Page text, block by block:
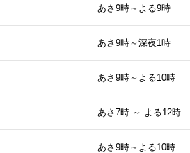
あさ9時～よる9時
あさ9時～深夜1時
あさ9時～よる10時
あさ7時 ～ よる12時
あさ9時～よる10時